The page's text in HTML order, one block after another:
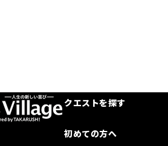
クエストを探す
初めての方へ